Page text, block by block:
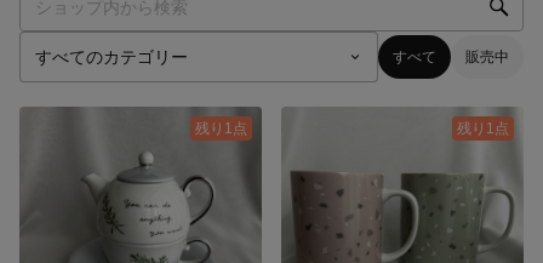
すべて 販売中
残り1点 残り1点